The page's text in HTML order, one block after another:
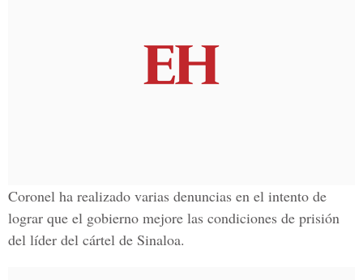
Coronel ha realizado varias denuncias en el intento de
lograr que el gobierno mejore las condiciones de prisión
del líder del cártel de Sinaloa.